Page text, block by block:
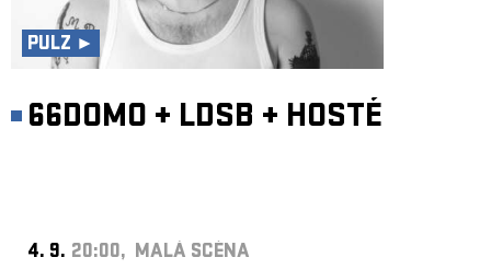
PULZ ►
66DOMO + LDSB + HOSTÉ
4. 9. 20:00, MALÁ SCÉNA